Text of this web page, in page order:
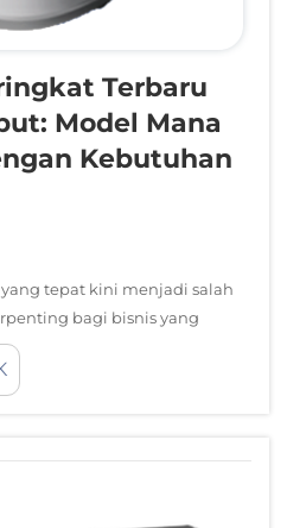
Terbaru
Model Mana
Kebutuhan
tepat kini menjadi salah
bagi bisnis yang
depan dan pengalaman
pasar, semakin